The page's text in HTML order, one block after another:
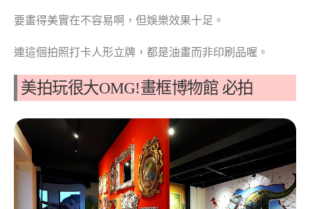
要畫得美實在不容易啊，但娛樂效果十足。
連這個拍照打卡人形立牌，都是油畫而非印刷品喔。
美拍玩很大OMG!畫框博物館 必拍